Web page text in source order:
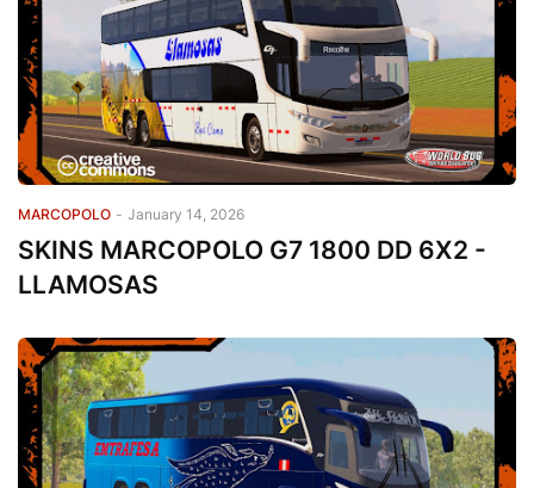
MARCOPOLO - January 14, 2026
SKINS MARCOPOLO G7 1800 DD 6X2 -
LLAMOSAS